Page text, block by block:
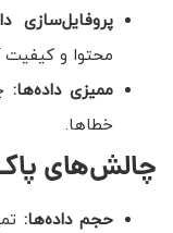
پروفایل‌سازی
محتوا و کیفیت
ممیزی داده‌ها:
خطاها.
چالش‌های
حجم داده‌ها: